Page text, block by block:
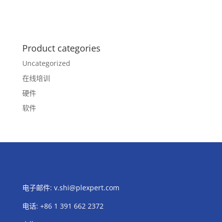
Product categories
Uncategorized
在线培训
硬件
软件
电子邮件: v.shi@plexpert.com
电话: +86 1 391 662 2372